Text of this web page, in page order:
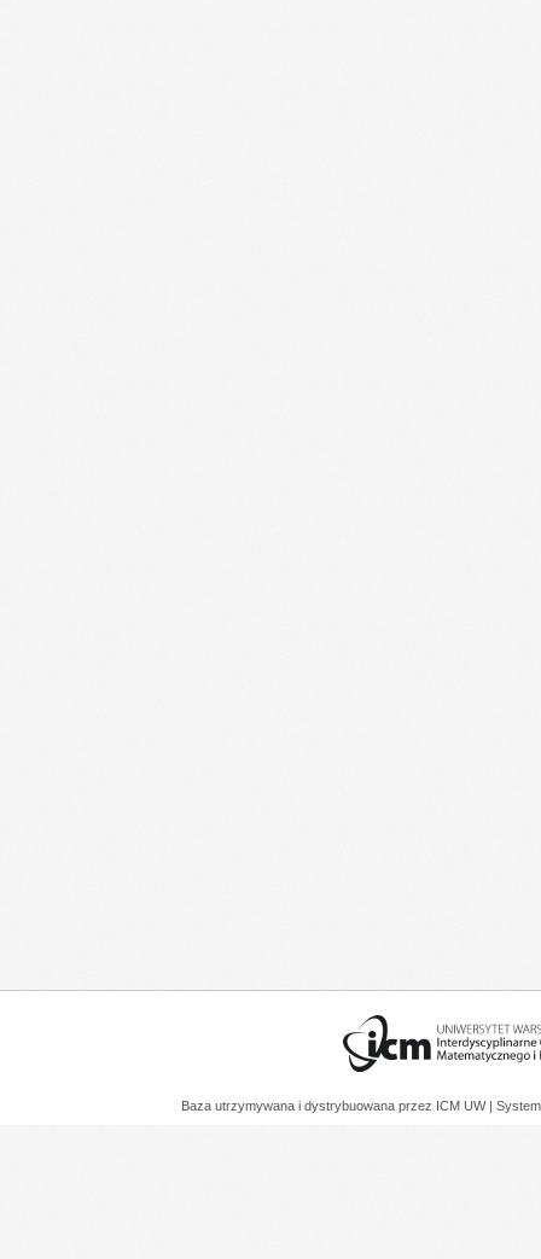
Baza utrzymywana i dystrybuowana przez ICM UW |